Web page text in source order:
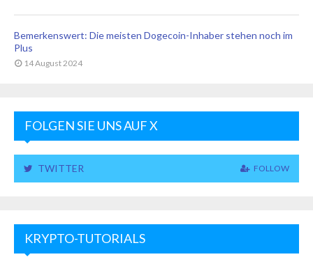
Bemerkenswert: Die meisten Dogecoin-Inhaber stehen noch im
Plus
14 August 2024
FOLGEN SIE UNS AUF X
TWITTER FOLLOW
KRYPTO-TUTORIALS